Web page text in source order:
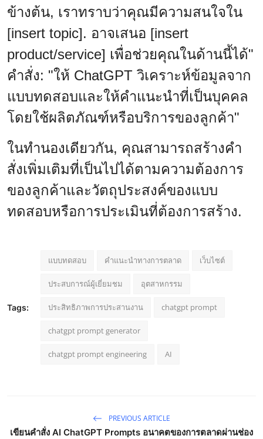
ข้างต้น, เราทราบว่าคุณมีความสนใจใน
[insert topic]. อาจเสนอ [insert
product/service] เพื่อช่วยคุณในด้านนี้ได้"
คำสั่ง: "ให้ ChatGPT วิเคราะห์ข้อมูลจาก
แบบทดสอบและให้คำแนะนำที่เป็นบุคคล
โดยใช้ผลิตภัณฑ์หรือบริการของลูกค้า"
ในทำนองเดียวกัน, คุณสามารถสร้างคำ
สั่งเพิ่มเติมที่เป็นไปได้ตามความต้องการ
ของลูกค้าและวัตถุประสงค์ของแบบ
ทดสอบหรือการประเมินที่ต้องการสร้าง.
Tags:
แบบทดสอบ คำแนะนำทางการตลาด เว็บไซต์
ประสบการณ์ผู้เยี่ยมชม อุตสาหกรรม
ประสิทธิภาพการประสานงาน chatgpt prompt
chatgpt prompt generator
chatgpt prompt engineering AI
PREVIOUS ARTICLE
เขียนคำสั่ง AI ChatGPT Prompts อนาคตของการตลาดผ่านช่อง